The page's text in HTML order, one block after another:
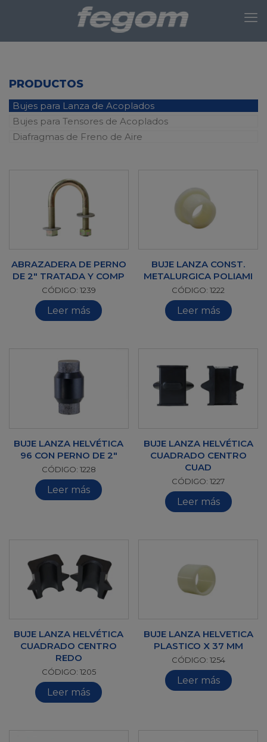
PRODUCTOS
Bujes para Lanza de Acoplados
Bujes para Tensores de Acoplados
Diafragmas de Freno de Aire
ABRAZADERA DE PERNO
DE 2" TRATADA Y COMP
CÓDIGO: 1239
Leer más
BUJE LANZA CONST.
METALURGICA POLIAMI
CÓDIGO: 1222
Leer más
BUJE LANZA HELVÉTICA
96 CON PERNO DE 2"
CÓDIGO: 1228
Leer más
BUJE LANZA HELVÉTICA
CUADRADO CENTRO
CUAD
CÓDIGO: 1227
Leer más
BUJE LANZA HELVÉTICA
CUADRADO CENTRO
REDO
CÓDIGO: 1205
Leer más
BUJE LANZA HELVETICA
PLASTICO X 37 MM
CÓDIGO: 1254
Leer más